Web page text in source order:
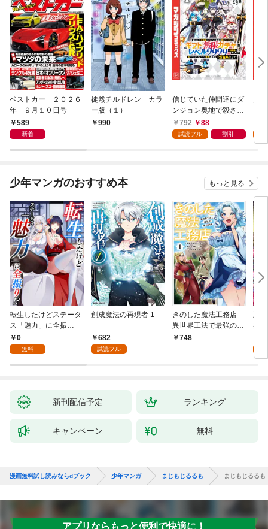
ベストカー ２０２６
年 ９月１０日号
589
新着
徒然チルドレン カラ
ー版（１）
990
信じていた仲間達にダ
ンジョン奥地で殺され
かけたがギフト『無限
ガチャ』でレベル９９
『ざまぁ！』します！
792 88
試読フル 割引
少年マンガのおすすめ本 もっと見る
転生したけどステータ
ス「魅力」に全振
り！？(1)
0
無料
創成魔法の再現者 1
682
試読フル
きのした魔法工務店
異世界工法で最強の家
づくりを（コミック）
748
兆
る
新刊配信予定 ランキング
キャンペーン 無料
漫画無料試し読みならdブック 少年マンガ まじもじるるも まじもじるるも
アプリならもっと便利で快適に！